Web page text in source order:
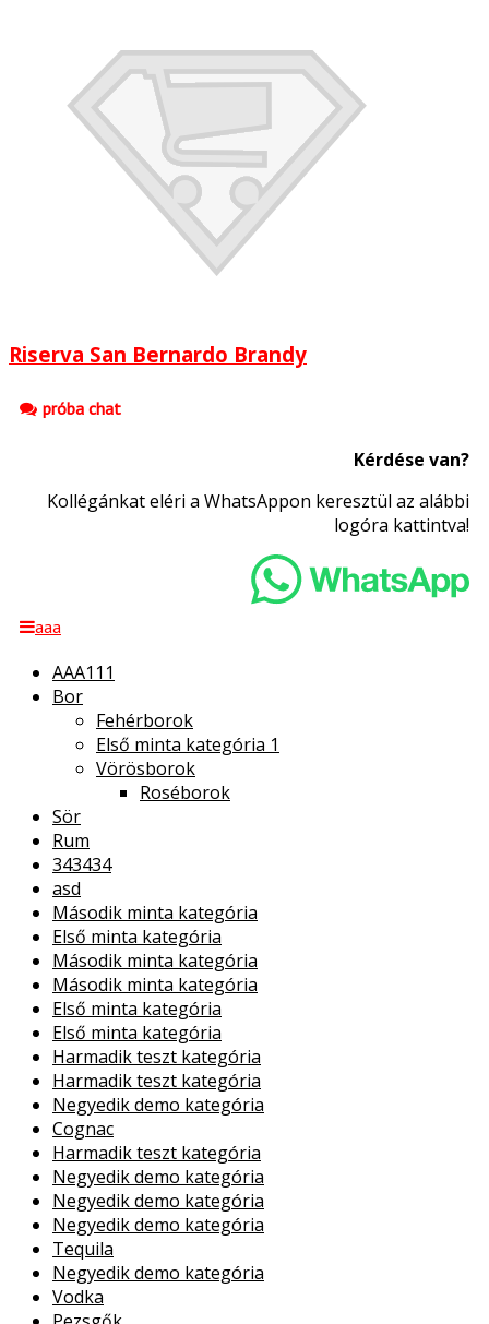
Riserva San Bernardo Brandy
próba chat
Kérdése van?
Kollégánkat eléri a WhatsAppon keresztül az alábbi
logóra kattintva!
aaa
AAA111
Bor
Fehérborok
Első minta kategória 1
Vörösborok
Roséborok
Sör
Rum
343434
asd
Második minta kategória
Első minta kategória
Második minta kategória
Második minta kategória
Első minta kategória
Első minta kategória
Harmadik teszt kategória
Harmadik teszt kategória
Negyedik demo kategória
Cognac
Harmadik teszt kategória
Negyedik demo kategória
Negyedik demo kategória
Negyedik demo kategória
Tequila
Negyedik demo kategória
Vodka